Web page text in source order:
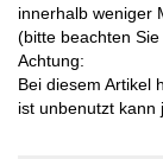
innerhalb weniger
(bitte beachten
Achtung:
Bei diesem Artikel
ist unbenutzt kann